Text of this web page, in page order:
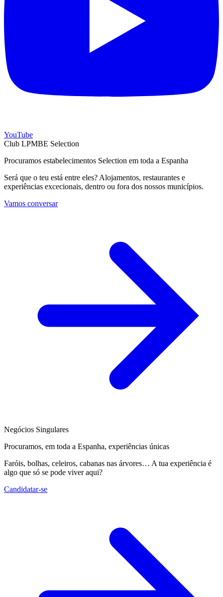
YouTube
Club LPMBE Selection
Procuramos estabelecimentos Selection em toda a Espanha
Será que o teu está entre eles? Alojamentos, restaurantes e
experiências excecionais, dentro ou fora dos nossos municípios.
Vamos conversar
Negócios Singulares
Procuramos, em toda a Espanha, experiências únicas
Faróis, bolhas, celeiros, cabanas nas árvores… A tua experiência é
algo que só se pode viver aqui?
Candidatar-se